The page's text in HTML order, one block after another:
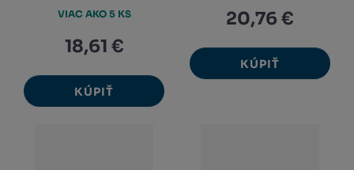
18,61 €
KÚPIŤ
VIAC AKO 5 KS 20,76 €
KÚPIŤ